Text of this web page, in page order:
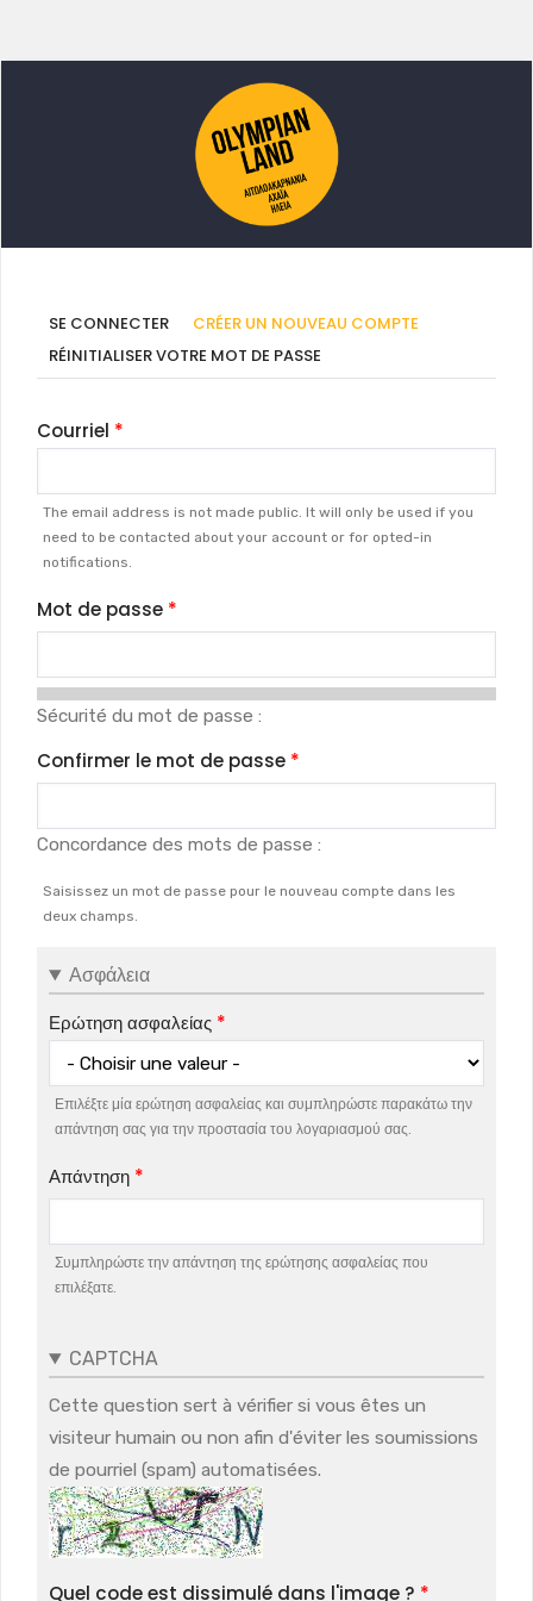
Onglets
principaux
SE CONNECTER CRÉER UN NOUVEAU COMPTE
RÉINITIALISER VOTRE MOT DE PASSE
Courriel
The email address is not made public. It will only be used if you
need to be contacted about your account or for opted-in
notifications.
Mot de passe
Sécurité du mot de passe :
Confirmer le mot de passe
Concordance des mots de passe :
Saisissez un mot de passe pour le nouveau compte dans les
deux champs.
Ασφάλεια
Ερώτηση ασφαλείας
Επιλέξτε μία ερώτηση ασφαλείας και συμπληρώστε παρακάτω την
απάντηση σας για την προστασία του λογαριασμού σας.
Απάντηση
Συμπληρώστε την απάντηση της ερώτησης ασφαλείας που
επιλέξατε.
CAPTCHA
Cette question sert à vérifier si vous êtes un
visiteur humain ou non afin d'éviter les soumissions
de pourriel (spam) automatisées.
Quel code est dissimulé dans l'image ?